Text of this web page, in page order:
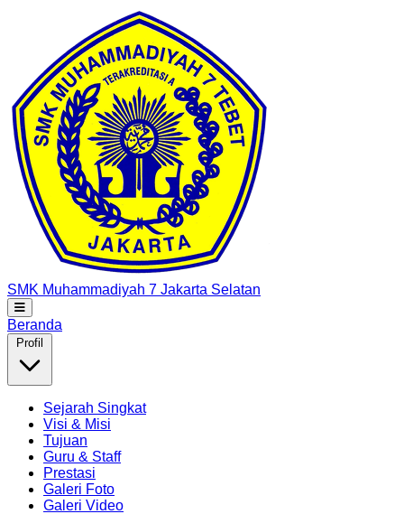
SMK Muhammadiyah 7 Jakarta Selatan
Beranda
Sejarah Singkat
Visi & Misi
Tujuan
Guru & Staff
Prestasi
Galeri Foto
Galeri Video